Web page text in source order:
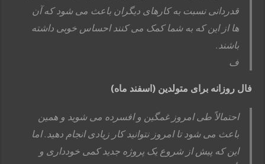
قدردانی نسبت به کارهای دیگران باعث می شود که آن
ها از این که به شما کمک می کنند احساس خوبی داشته
باشند.
ف
فال روزانه برای متولدین (اسفند ماه)
احتمالاً طی امروز غمگین و افسرده می شوید و همین
باعث می شود تا امروز نتوانید کار زیادی انجام دهید. اما
این که پیش از شروع یک پروژه جدید کمی خودداری و